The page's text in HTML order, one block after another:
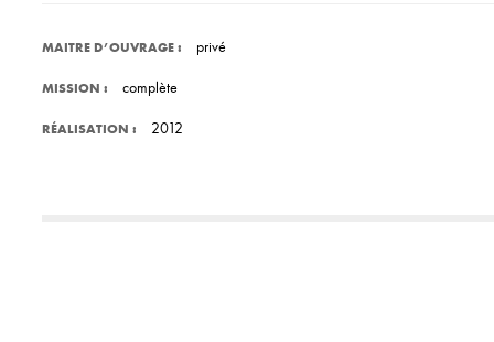
MAITRE D’OUVRAGE : privé
MISSION : complète
RÉALISATION : 2012